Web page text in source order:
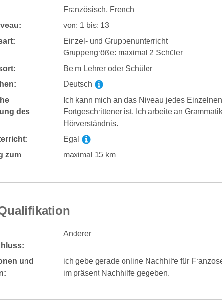
Französisch, French
von: 1 bis: 13
Einzel- und Gruppenunterricht
Gruppengröße: maximal 2 Schüler
Beim Lehrer oder Schüler
Deutsch
des
Ich kann mich an das Niveau jedes
Fortgeschrittener ist. Ich arbeite an
Hörverständnis.
Egal
zum
maximal 15 km
Anderer
und
ich gebe gerade online Nachhilfe für
im präsent Nachhilfe gegeben.